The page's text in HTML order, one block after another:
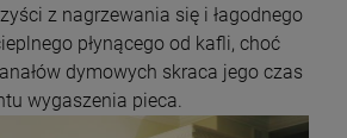
z nagrzewania się i łagodnego
płynącego od kafli, choć
dymowych skraca jego czas
wygaszenia pieca.